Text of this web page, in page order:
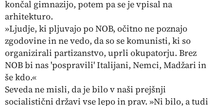
končal gimnazijo, potem pa se je vpisal na
arhitekturo.
»Ljudje, ki pljuvajo po NOB, očitno ne poznajo
zgodovine in ne vedo, da so se komunisti, ki so
organizirali partizanstvo, uprli okupatorju. Brez
NOB bi nas 'pospravili' Italijani, Nemci, Madžari in
še kdo.«
Seveda ne misli, da je bilo v naši prejšnji
socialistični državi vse lepo in prav. »Ni bilo, a tudi